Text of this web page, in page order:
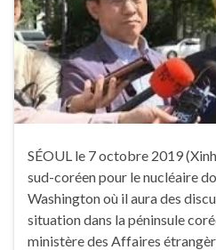
SÉOUL le 7 octobre 2019
sud-coréen pour le nucléaire
Washington où il aura des
situation dans la péninsule
ministère des Affaires